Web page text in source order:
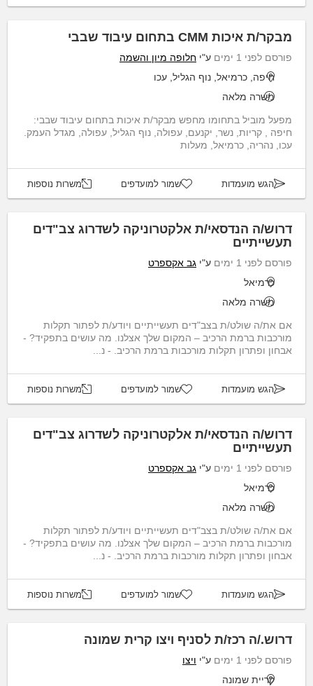
מבקר/ת איכות CMM בתחום עיבוד שבבי
פורסם לפני 1 ימים ע"י חלופה מיון והשמה
חיפה, כרמיאל, נוף הגליל, עכו
משרה מלאה
מפעל מוביל בתחומו מחפש מבקר/ת איכות בתחום עיבוד שבבי:
חיפה , קריות, נשר, יקנעם, עפולה, נוף הגליל, עפולה, מגדל העמק.
עכו, נהריה, כרמיאל, מעלות
הגש מועמדות שמור למועדפים משרות נוספות
דרוש/ה הנדסאי/ת אלקטרוניקה לשדרוג צב"דים
תעשייתיים
פורסם לפני 1 ימים ע"י גב אקספרט
כרמיאל
משרה מלאה
אם את/ה שולט/ת בצב"דים תעשייתיים ויודע/ת לפתור תקלות
מורכבות ברמת הרכיב – המקום שלך אצלנו. מה עושים בתפקיד? -
אבחון ופתרון תקלות מורכבות ברמת הרכיב. - נ...
הגש מועמדות שמור למועדפים משרות נוספות
דרוש/ה הנדסאי/ת אלקטרוניקה לשדרוג צב"דים
תעשייתיים
פורסם לפני 1 ימים ע"י גב אקספרט
כרמיאל
משרה מלאה
אם את/ה שולט/ת בצב"דים תעשייתיים ויודע/ת לפתור תקלות
מורכבות ברמת הרכיב – המקום שלך אצלנו. מה עושים בתפקיד? -
אבחון ופתרון תקלות מורכבות ברמת הרכיב. - נ...
הגש מועמדות שמור למועדפים משרות נוספות
דרוש./ה רכז/ת לסניף ויצו קרית שמונה
פורסם לפני 1 ימים ע"י ויצו
קריית שמונה